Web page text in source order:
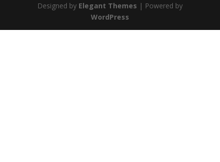
Designed by Elegant Themes | Powered by
WordPress